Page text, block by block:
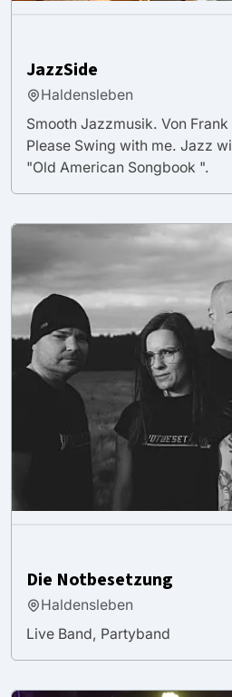
JazzSide
Haldensleben
Smooth Jazzmusik. Von
Please Swing with me. Jazz
"Old American Songbook ".
Die Notbesetzung
Haldensleben
Live Band, Partyband